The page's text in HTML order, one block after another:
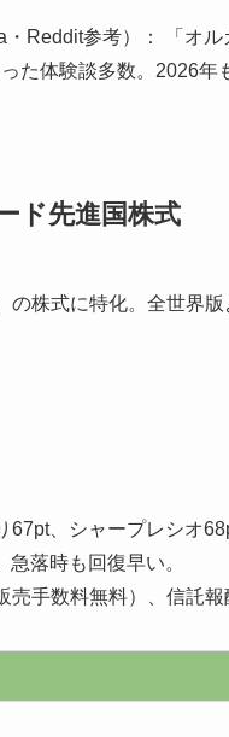
Reddit参考）： 「オ
た体験談多数。2026年
ド先進国株式
の株式に特化。全世界版
67pt、シャープレシオ
急落時も回復早い。
売手数料無料）、信託